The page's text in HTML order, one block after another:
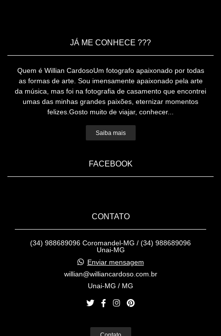
JÁ ME CONHECE ???
Quem é Willian CardosoUm fotografo apaixonado por todas
as formas de arte. Sou imensamente apaixonado pela arte
da música, mas foi na fotografia de casamento que encontrei
umas das minhas grandes paixões, eternizar momentos
felizes.Gosto muito de viajar, conhecer...
Saiba mais
FACEBOOK
CONTATO
(34) 988689096 Coromandel-MG / (34) 988689096
Unai-MG
Enviar mensagem
willian@williancardoso.com.br
Unai-MG / MG